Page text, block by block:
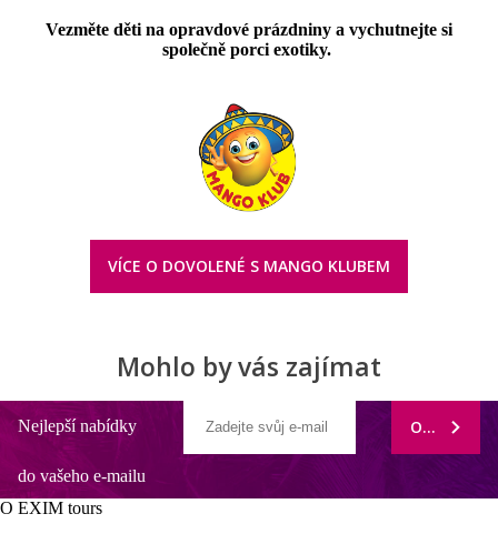
Vezměte děti na opravdové prázdniny a vychutnejte si
společně porci exotiky.
VÍCE O DOVOLENÉ S MANGO KLUBEM
Mohlo by vás zajímat
Nejlepší nabídky
do vašeho e-mailu
ODEBÍRAT
O EXIM tours